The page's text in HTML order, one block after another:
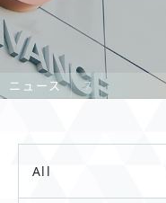
ニュース 7
All